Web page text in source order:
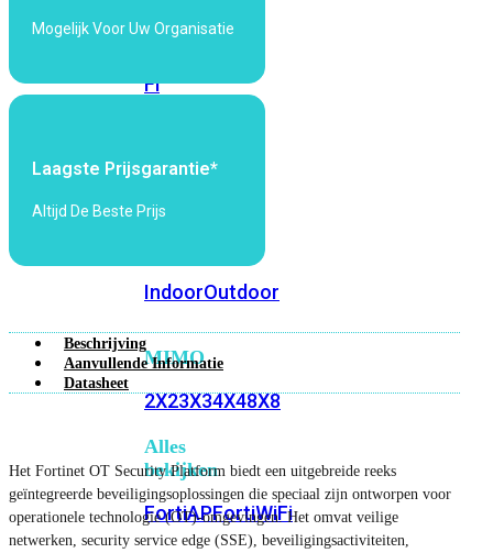
Fi
Fi
Wi-
Fi
IndoorOutdoor
MIMO
2X23X34X48X8
Alles
bekijken
FortiAPFortiWiFi
Mogelijk Voor Uw Organisatie
Laagste Prijsgarantie*
Altijd De Beste Prijs
Beschrijving
Aanvullende Informatie
Datasheet
Het Fortinet OT Security Platform biedt een uitgebreide reeks
geïntegreerde beveiligingsoplossingen die speciaal zijn ontworpen voor
operationele technologie (OT)-omgevingen. Het omvat veilige
netwerken, security service edge (SSE), beveiligingsactiviteiten,